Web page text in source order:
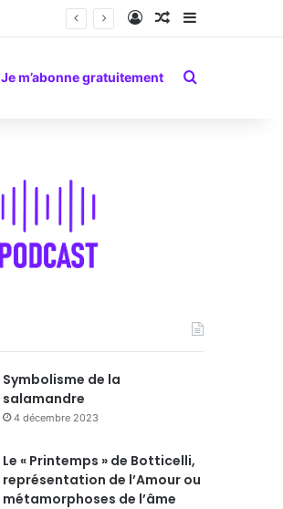
Connexion
Article Aléatoire
Sidebar
Je m’abonne gratuitement Rechercher
Symbolisme de la
salamandre
4 décembre 2023
Le « Printemps » de Botticelli,
représentation de l’Amour ou
métamorphoses de l’âme